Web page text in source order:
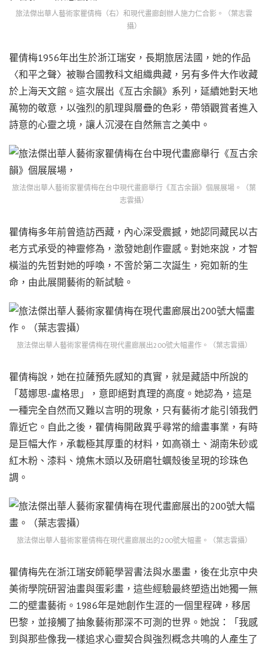
旅法傑出華人藝術家瞿倩梅（右）和現代畫廊創辦人施力仁合影。（葉志雲
攝）
瞿倩梅1956年出生於浙江瑞安，長期旅居法國，她的作品
〈和平之聲〉被聯合國教科文組織典藏，另有多件大作收藏
於上海天文館。這次展出《亙古余韻》系列，延續她對天地
萬物的敬意，以強烈的肌理與層疊的色彩，帶領觀賞者進入
詩意的心靈之境，讓人沉浸在自然無言之美中。
旅法傑出華人藝術家瞿倩梅在台中現代畫廊舉行《亙古余韻》個展展場。（葉
志雲攝）
瞿倩梅多年前曾造訪西藏，內心深受震撼，她認同藏民以古
老方式承受的神靈修為，激發她創作靈感。對她來說，才智
橫溢的先哲對她的呼喚，不啻於第二次誕生，宛如新的生
命，由此展開藝術的新試驗。
旅法傑出華人藝術家瞿倩梅在現代畫廊展出200號大幅畫作。（葉志雲攝）
瞿倩梅說，她在拉薩預先感知的真實，就是藏語中所說的
「葛娜思-盧格思」，意即絕對真理的高度。她認為，這是
一種完全自然而又難以言明的現象，只有藝術才能引領我們
靠近它。自此之後，瞿倩梅開啟異乎尋常的繪畫事業，有時
是巨幅大作，承載極其厚重的材料，如高嶺土、湖南朱砂或
紅木粉、漆料、燒焦木頭以及研磨牡蠣殼後呈現的珍珠色
調。
旅法傑出華人藝術家瞿倩梅在現代畫廊展出的200號大幅畫。（葉志雲攝）
瞿倩梅先在浙江瑞安師範學習書法與水墨畫，後在北京中央
美術學院研習油畫與蛋彩畫，這些經驗最終塑造出她獨一無
二的壁畫藝術。1986年是她創作生涯的一個里程碑，移居
巴黎，並接觸了抽象藝術那深不可測的世界。她說：「我感
到與那些像我一樣追求心靈契合與強烈概念共鳴的人產生了